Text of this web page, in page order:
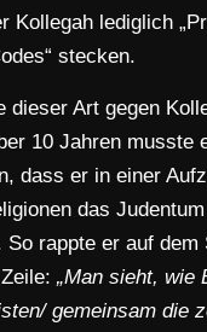
Kollegah lediglich
stecken.
dieser Art gegen
10 Jahren musste
dass er in einer
das
rappte er auf dem
„Man sieht, wie
gemeinsam die